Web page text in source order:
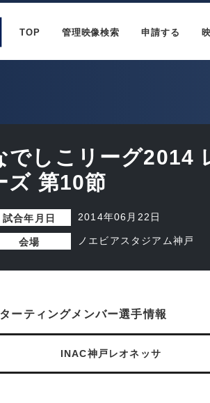
TOP 管理映像検索 申請する
でしこリーグ2014
ズ 第10節
試合年月日 2014年06月22日
会場 ノエビアスタジアム神戸
ーティングメンバー選手情報
INAC神戸レオネッサ